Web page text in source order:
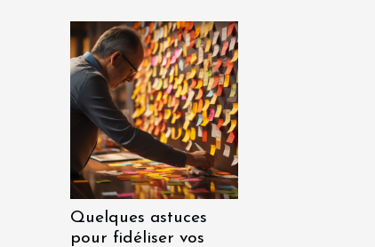
Quelques astuces
pour fidéliser vos